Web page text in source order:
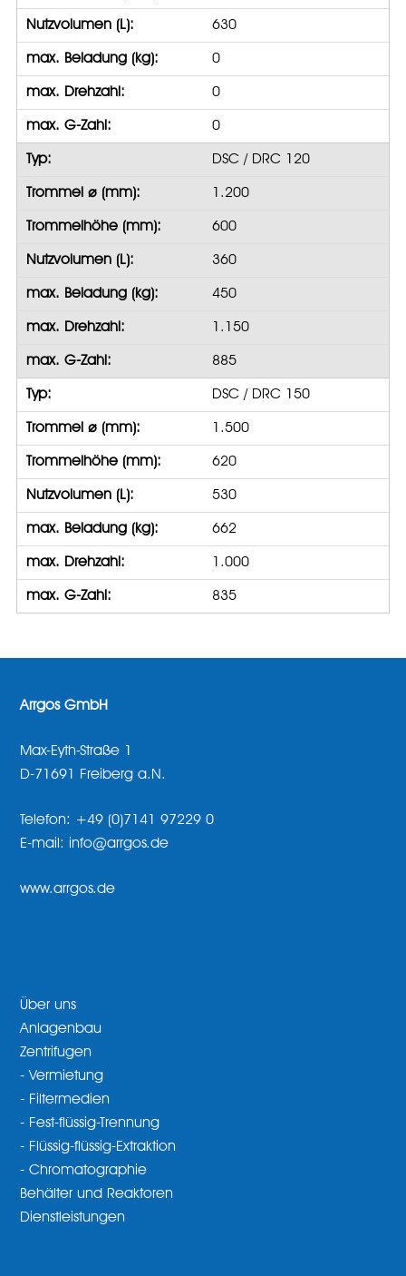
Nutzvolumen (L): 630
max. Beladung (kg): 0
max. Drehzahl: 0
max. G-Zahl: 0
Typ: DSC / DRC 120
Trommel ⌀ (mm): 1.200
Trommelhöhe (mm): 600
Nutzvolumen (L): 360
max. Beladung (kg): 450
max. Drehzahl: 1.150
max. G-Zahl: 885
Typ: DSC / DRC 150
Trommel ⌀ (mm): 1.500
Trommelhöhe (mm): 620
Nutzvolumen (L): 530
max. Beladung (kg): 662
max. Drehzahl: 1.000
max. G-Zahl: 835
Arrgos GmbH
Max-Eyth-Straße 1
D-71691 Freiberg a.N.
Telefon: +49 (0)7141 97229 0
E-mail: info@arrgos.de
www.arrgos.de
Über uns
Anlagenbau
Zentrifugen
- Vermietung
- Filtermedien
- Fest-flüssig-Trennung
- Flüssig-flüssig-Extraktion
- Chromatographie
Behälter und Reaktoren
Dienstleistungen